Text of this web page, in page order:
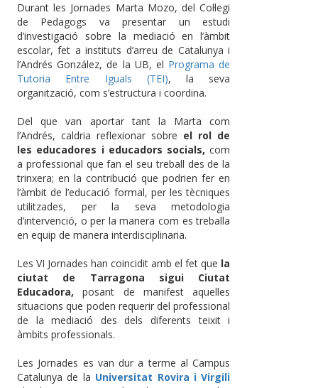
Durant les Jornades Marta Mozo, del Col·legi
de Pedagogs va presentar un estudi
d’investigació sobre la mediació en l’àmbit
escolar, fet a instituts d’arreu de Catalunya i
l’Andrés González, de la UB, el Programa de
Tutoria Entre Iguals (TEI), la seva
organització, com s’estructura i coordina.
Del que van aportar tant la Marta com
l’Andrés, caldria reflexionar sobre el rol de
les educadores i educadors socials, com
a professional que fan el seu treball des de la
trinxera; en la contribució que podrien fer en
l’àmbit de l’educació formal, per les tècniques
utilitzades, per la seva metodologia
d’intervenció, o per la manera com es treballa
en equip de manera interdisciplinaria.
Les VI Jornades han coincidit amb el fet que la
ciutat de Tarragona sigui Ciutat
Educadora, posant de manifest aquelles
situacions que poden requerir del professional
de la mediació des dels diferents teixit i
àmbits professionals.
Les Jornades es van dur a terme al Campus
Catalunya de la Universitat Rovira i Virgili